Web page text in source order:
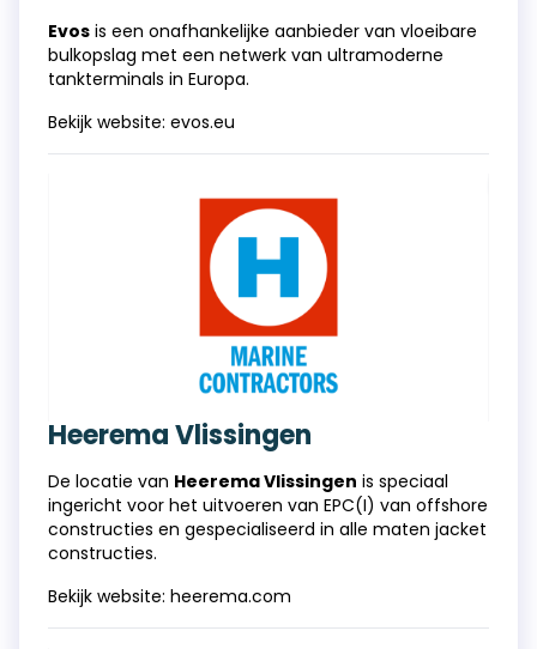
Evos is een onafhankelijke aanbieder van vloeibare
bulkopslag met een netwerk van ultramoderne
tankterminals in Europa.
Bekijk website: evos.eu
Heerema Vlissingen
De locatie van Heerema Vlissingen is speciaal
ingericht voor het uitvoeren van EPC(I) van offshore
constructies en gespecialiseerd in alle maten jacket
constructies.
Bekijk website: heerema.com